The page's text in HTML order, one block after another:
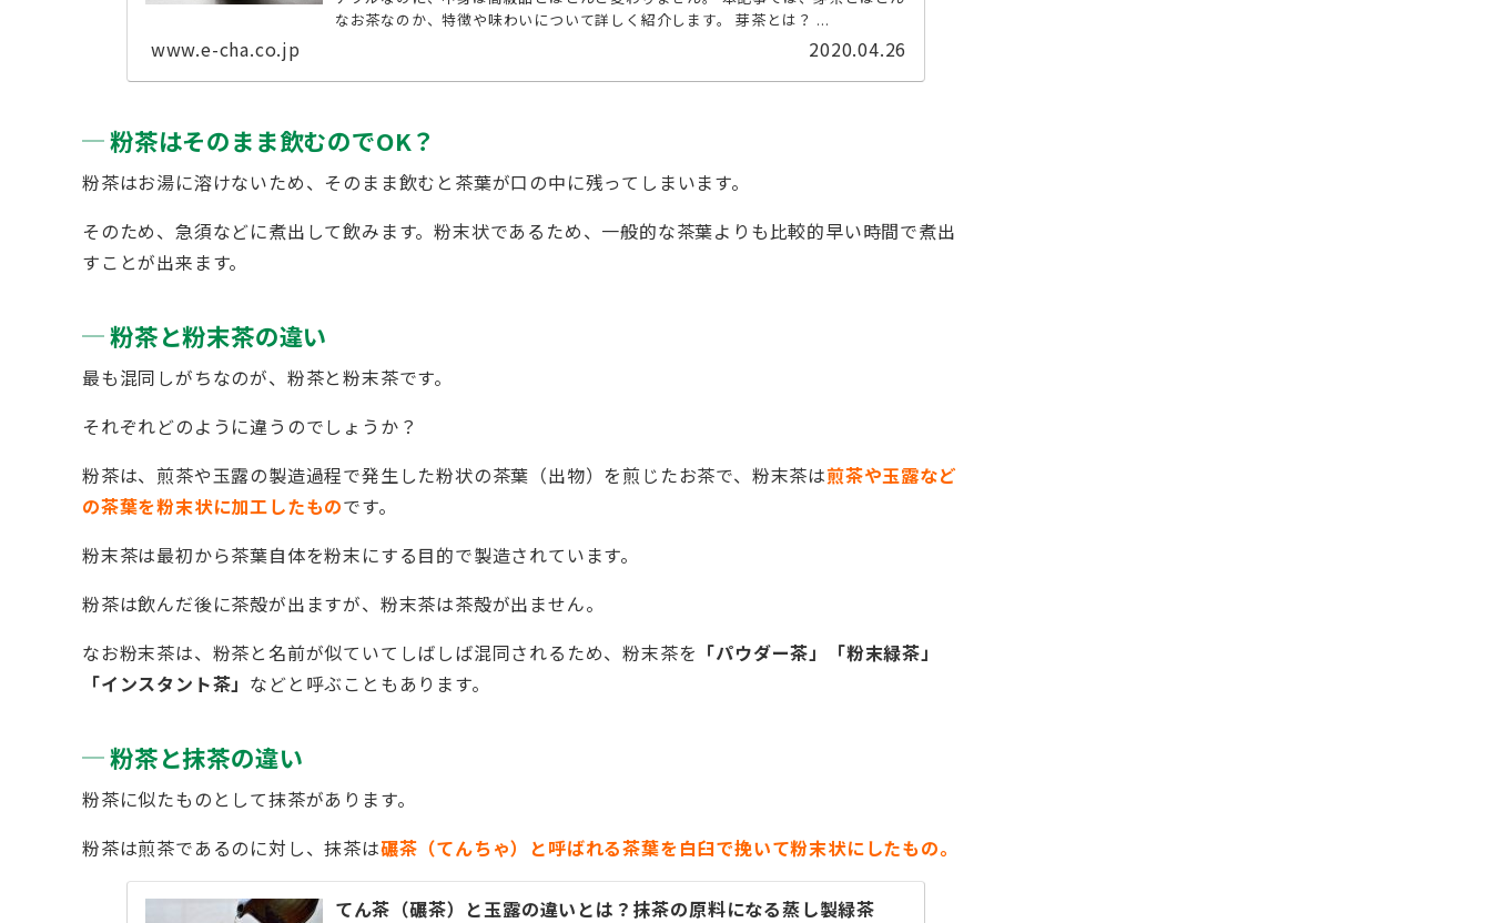
なお茶なのか、特徴や味わいについて詳しく紹介します。 芽茶とは？ ...
www.e-cha.co.jp 2020.04.26
粉茶はそのまま飲むのでOK？
粉茶はお湯に溶けないため、そのまま飲むと茶葉が口の中に残ってしまいます。
そのため、急須などに煮出して飲みます。粉末状であるため、一般的な茶葉よりも比較的早い時間で煮出
すことが出来ます。
粉茶と粉末茶の違い
最も混同しがちなのが、粉茶と粉末茶です。
それぞれどのように違うのでしょうか？
粉茶は、煎茶や玉露の製造過程で発生した粉状の茶葉（出物）を煎じたお茶で、粉末茶は煎茶や玉露など
の茶葉を粉末状に加工したものです。
粉末茶は最初から茶葉自体を粉末にする目的で製造されています。
粉茶は飲んだ後に茶殻が出ますが、粉末茶は茶殻が出ません。
なお粉末茶は、粉茶と名前が似ていてしばしば混同されるため、粉末茶を 「パウダー茶」「粉末緑茶」
「インスタント茶」 などと呼ぶこともあります。
粉茶と抹茶の違い
粉茶に似たものとして抹茶があります。
粉茶は煎茶であるのに対し、抹茶は碾茶（てんちゃ）と呼ばれる茶葉を白臼で挽いて粉末状にしたもの。
てん茶（碾茶）と玉露の違いとは？抹茶の原料になる蒸し製緑茶